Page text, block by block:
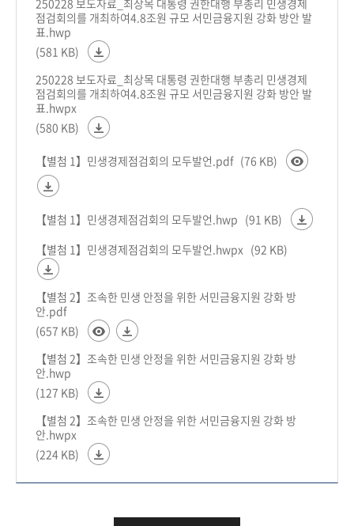
점검회의를 개최하여4.8조원 규모 서민금융지원 강화 방안 발
표.hwp
(581 KB)
250228 보도자료_최상목 대통령 권한대행 부총리 민생경제
점검회의를 개최하여4.8조원 규모 서민금융지원 강화 방안 발
표.hwpx
(580 KB)
【별첨 1】민생경제점검회의 모두발언.pdf (76 KB)
【별첨 1】민생경제점검회의 모두발언.hwp (91 KB)
【별첨 1】민생경제점검회의 모두발언.hwpx (92 KB)
【별첨 2】조속한 민생 안정을 위한 서민금융지원 강화 방
안.pdf
(657 KB)
【별첨 2】조속한 민생 안정을 위한 서민금융지원 강화 방
안.hwp
(127 KB)
【별첨 2】조속한 민생 안정을 위한 서민금융지원 강화 방
안.hwpx
(224 KB)